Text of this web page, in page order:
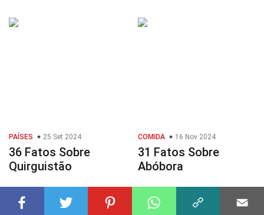
PAÍSES 25 Set 2024
36 Fatos Sobre
Quirguistão
COMIDA 16 Nov 2024
31 Fatos Sobre
Abóbora